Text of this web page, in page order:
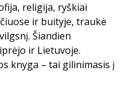
religija, ryškiai
ir buityje, traukė
Šiandien
ir Lietuvoje.
knyga – tai gilinimasis į